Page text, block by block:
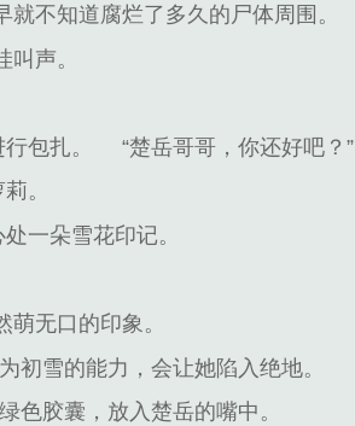
不知道腐烂了多久的尸体周围。
声。
包扎。
“楚岳哥哥，你还好吧？”
。
一朵雪花印记。
无口的印象。
初雪的能力，会让她陷入绝地。
色胶囊，放入楚岳的嘴中。